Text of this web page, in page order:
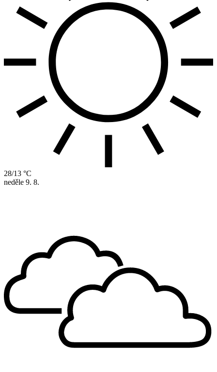
28/13 °C
neděle 9. 8.